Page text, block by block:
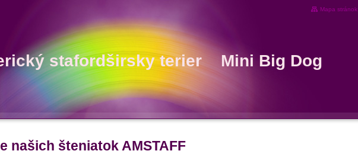
stafordširsky terier Mini Big Dog
Mapa stránok
našich šteniatok AMSTAFF